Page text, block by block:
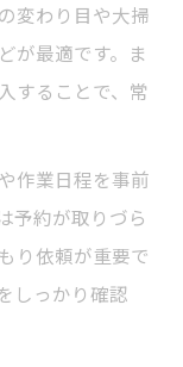
変わり目や大掃
が最適です。ま
することで、常
作業日程を事前
予約が取りづら
り依頼が重要で
しっかり確認